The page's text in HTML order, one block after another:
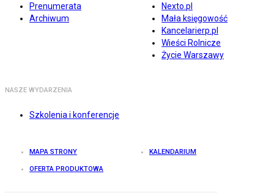
Prenumerata
Archiwum
Nexto.pl
Mała księgowość
Kancelarierp.pl
Wieści Rolnicze
Życie Warszawy
NASZE WYDARZENIA
Szkolenia i konferencje
MAPA STRONY KALENDARIUM
OFERTA PRODUKTOWA